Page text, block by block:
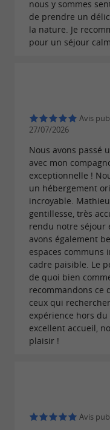
nous y sommes
de prendre un
la nature. Je
pour un séjour
Avis
27/07/2026
Nous avons passé
avec mon
exceptionnelle !
un hébergement
incroyable.
gentillesse, très
rendu notre séjour
avons également
espaces communs
cadre paisible. Le
de quoi bien
recommandons ce
ceux qui
expérience hors
excellent accueil,
plaisir !
Avis